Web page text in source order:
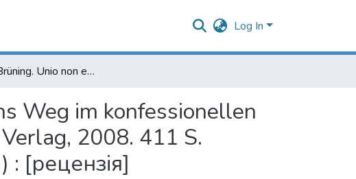
Log In
Alfons Brüning. Unio non est unitas. Polen-Litauens Weg im konfessionellen Zeitalter (1569-1648) (Wiesbaden: Harrassowitz Verlag, 2008. 411 S. (Forschungen zur osteuropäischen Geschichte, 72)) : [рецензія]
Weg im konfessionellen
2008. 411 S.
: [рецензія]